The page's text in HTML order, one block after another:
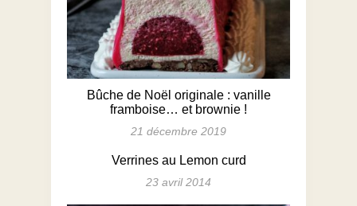
Bûche de Noël originale : vanille
framboise… et brownie !
21 décembre 2019
Verrines au Lemon curd
23 avril 2014